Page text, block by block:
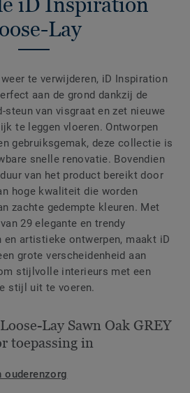
Lay
te verwijderen, iD Inspiration
aan de grond dankzij de
steun van visgraat en zet nieuwe
te leggen vloeren. Ontworpen
gebruiksgemak, deze collectie is
snelle renovatie. Bovendien
van het product bereikt door
hoge kwaliteit die worden
zachte gedempte kleuren. Met
29 elegante en trendy
en artistieke ontwerpen, maakt iD
grote verscheidenheid aan
stijlvolle interieurs met een
stijl uit te voeren.
Lay Sawn Oak GREY
toepassing in
ouderenzorg